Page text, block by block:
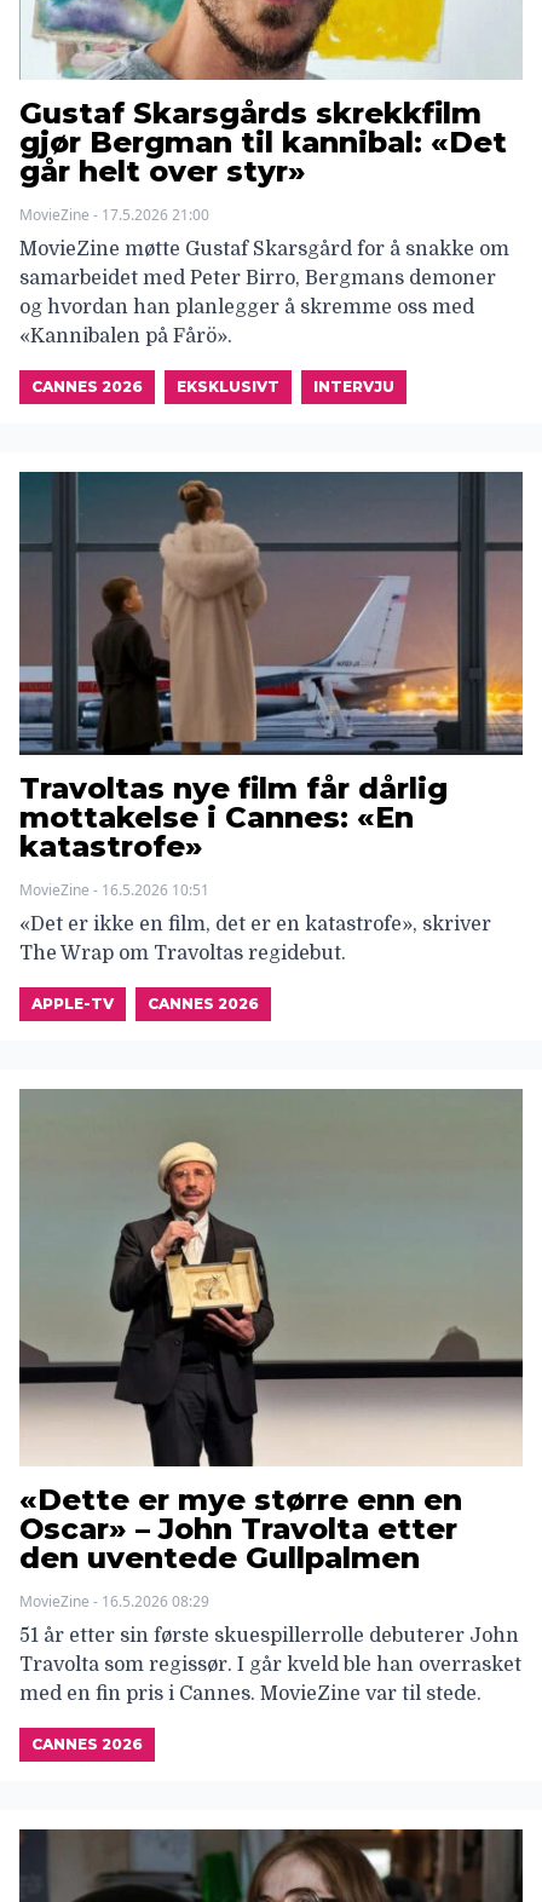
Gustaf Skarsgårds skrekkfilm
gjør Bergman til kannibal: «Det
går helt over styr»
MovieZine - 17.5.2026 21:00
MovieZine møtte Gustaf Skarsgård for å snakke om
samarbeidet med Peter Birro, Bergmans demoner
og hvordan han planlegger å skremme oss med
«Kannibalen på Fårö».
CANNES 2026 EKSKLUSIVT INTERVJU
Travoltas nye film får dårlig
mottakelse i Cannes: «En
katastrofe»
MovieZine - 16.5.2026 10:51
«Det er ikke en film, det er en katastrofe», skriver
The Wrap om Travoltas regidebut.
APPLE-TV CANNES 2026
«Dette er mye større enn en
Oscar» – John Travolta etter
den uventede Gullpalmen
MovieZine - 16.5.2026 08:29
51 år etter sin første skuespillerrolle debuterer John
Travolta som regissør. I går kveld ble han overrasket
med en fin pris i Cannes. MovieZine var til stede.
CANNES 2026